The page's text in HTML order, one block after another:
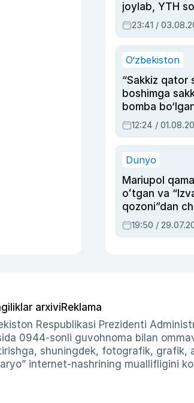
joylab, YTH
ayolga sud
23:41 /
O‘zbekiston
“Sakkiz qator
boshimga
bomba
Oripovni
ayblovlardan
12:24 /
Dunyo
Mariupol
oʻtgan va
qozoni”dan
qahramon —
armiyasi bosh
19:50 /
arxiviReklama
Respublikasi Prezidenti
0944-sonli guvohnoma bilan
shuningdek, fotografik, grafik,
internet-nashrining muallifligini